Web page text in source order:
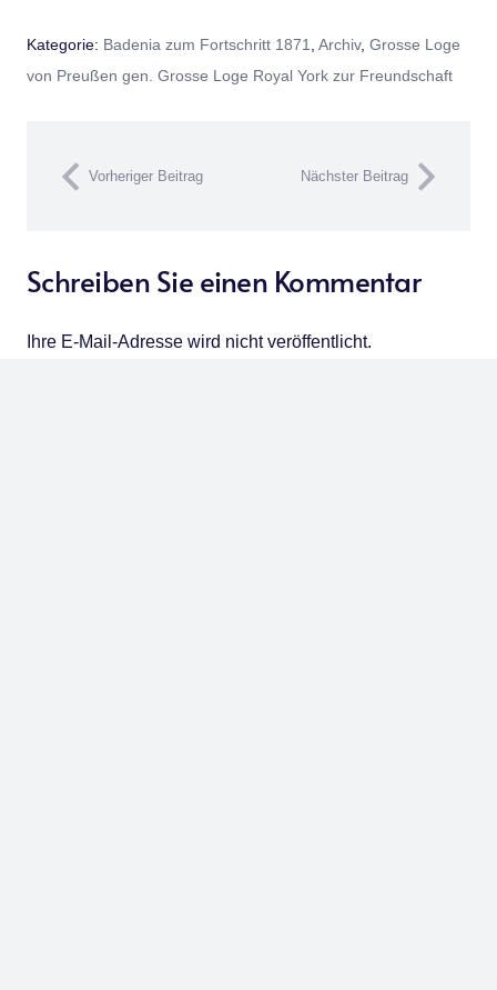
Kategorie: Badenia zum Fortschritt 1871 Archiv, Grosse Loge
von Preußen gen. Grosse Loge Royal York zur Freundschaft
Vorheriger Beitrag Nächster Beitrag
Schreiben Sie einen Kommentar
Ihre E-Mail-Adresse wird nicht veröffentlicht.